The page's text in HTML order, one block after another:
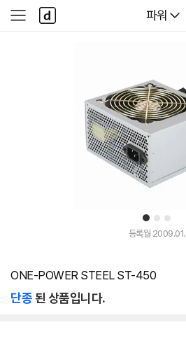
다나와
파워
사
이
다
나
와
1 2 3
등록월 2009.01.
ONE-POWER STEEL ST-450
단종된 상품입니다.